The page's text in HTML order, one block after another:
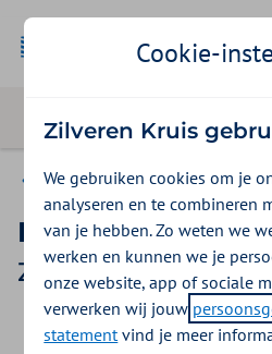
Vergoedingen
Drempelhulp
Zilveren Kruis
2025 2026
Cookie-
Zilveren Kruis
We gebruiken cookies om je
analyseren en te combineren
van je hebben. Zo weten we
werken en kunnen we je
onze website, app of sociale
verwerken wij jouw
statementvind je meer